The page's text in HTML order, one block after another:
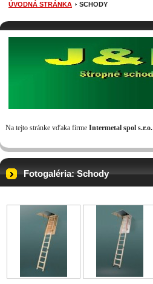
ÚVODNÁ STRÁNKA SCHODY
Na tejto stránke vďaka firme Intermetal spol s.r.o.
Fotogaléria: Schody